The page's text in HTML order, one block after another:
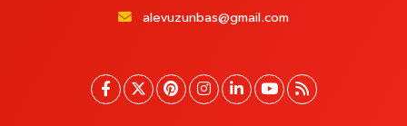
alevuzunbas@gmail.com